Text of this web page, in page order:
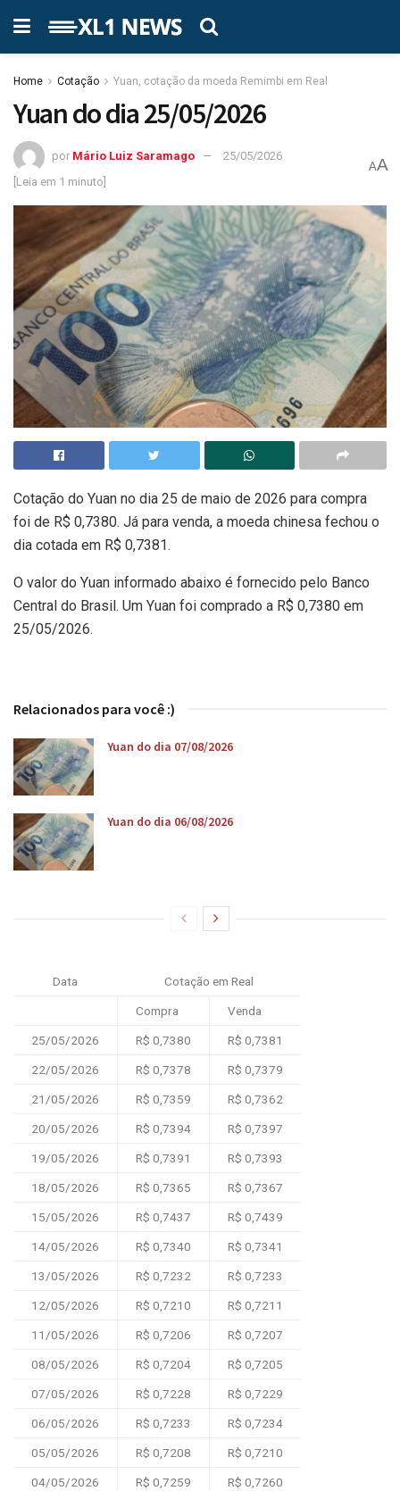
Home Cotação Yuan, cotação da moeda Remimbi em Real
Yuan do dia 25/05/2026
por Mário Luiz Saramago
25/05/2026
[Leia em 1 minuto]
AA
Cotação do Yuan no dia 25 de maio de 2026 para compra
foi de R$ 0,7380. Já para venda, a moeda chinesa fechou o
dia cotada em R$ 0,7381.
O valor do Yuan informado abaixo é fornecido pelo Banco
Central do Brasil. Um Yuan foi comprado a R$ 0,7380 em
25/05/2026.
Relacionados para você :)
Yuan do dia 07/08/2026
Yuan do dia 06/08/2026
Data Cotação em Real
Compra Venda
25/05/2026 R$ 0,7380 R$ 0,7381
22/05/2026 R$ 0,7378 R$ 0,7379
21/05/2026 R$ 0,7359 R$ 0,7362
20/05/2026 R$ 0,7394 R$ 0,7397
19/05/2026 R$ 0,7391 R$ 0,7393
18/05/2026 R$ 0,7365 R$ 0,7367
15/05/2026 R$ 0,7437 R$ 0,7439
14/05/2026 R$ 0,7340 R$ 0,7341
13/05/2026 R$ 0,7232 R$ 0,7233
12/05/2026 R$ 0,7210 R$ 0,7211
11/05/2026 R$ 0,7206 R$ 0,7207
08/05/2026 R$ 0,7204 R$ 0,7205
07/05/2026 R$ 0,7228 R$ 0,7229
06/05/2026 R$ 0,7233 R$ 0,7234
05/05/2026 R$ 0,7208 R$ 0,7210
04/05/2026 R$ 0,7259 R$ 0,7260